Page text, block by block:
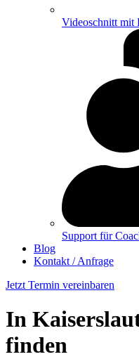
Videoschnitt mit
Support für
Blog
Kontakt / Anfrage
Jetzt Termin vereinbaren
In
finden